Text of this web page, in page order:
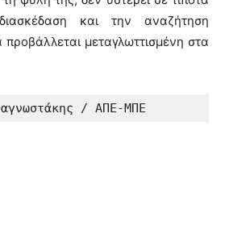
και την αναζήτηση
προβάλλεται μεταγλωττισμένη στα
/ ΑΠΕ-ΜΠΕ